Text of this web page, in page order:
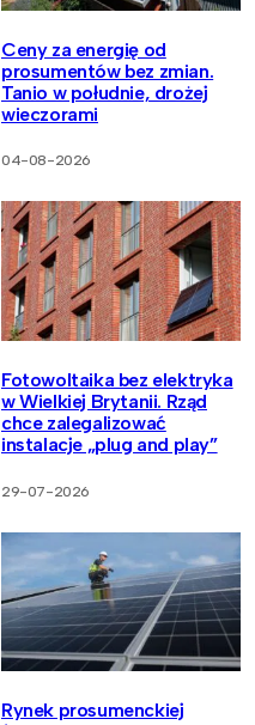
Ceny za energię od
prosumentów bez zmian.
Tanio w południe, drożej
wieczorami
04-08-2026
Fotowoltaika bez elektryka
w Wielkiej Brytanii. Rząd
chce zalegalizować
instalacje „plug and play”
29-07-2026
Rynek prosumenckiej